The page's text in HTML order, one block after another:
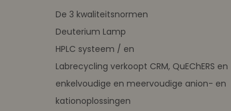
De 3 kwaliteitsnormen
Deuterium Lamp
HPLC systeem / en
Labrecycling verkoopt CRM, QuEChERS en
enkelvoudige en meervoudige anion- en
kationoplossingen